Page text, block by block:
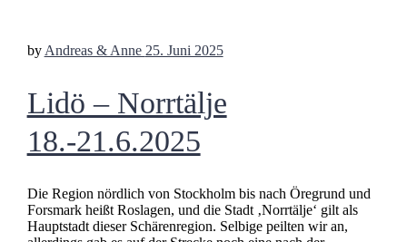
by Andreas & Anne 25. Juni 2025
Lidö – Norrtälje
18.-21.6.2025
Die Region nördlich von Stockholm bis nach Öregrund und
Forsmark heißt Roslagen, und die Stadt ‚Norrtälje‘ gilt als
Hauptstadt dieser Schärenregion. Selbige peilten wir an,